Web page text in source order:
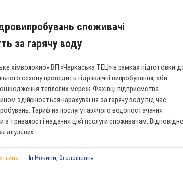
споживачі
за гарячу воду
хімволокно» ВП «Черкаська ТЕЦ» в рамках підготовки
сезону проводить гідравлічні випробування, аби
теплових мереж. Фахівці підприємства
здійснюється нарахування за гарячу воду під час
Тариф на послугу гарячого водопостачання
тривалості надання цієї послуги споживачам. Відповідно
In Новини,Оголошення